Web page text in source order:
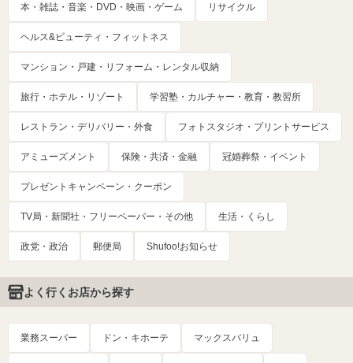
本・雑誌・音楽・DVD・映画・ゲーム リサイクル
ヘルス&ビューティ・フィットネス
マンション・戸建・リフォーム・レンタル収納
旅行・ホテル・リゾート 学習塾・カルチャー・教育・教習所
レストラン・デリバリー・外食 フォトスタジオ・プリントサービス
アミューズメント 保険・共済・金融 冠婚葬祭・イベント
プレゼントキャンペーン・クーポン
TV局・新聞社・フリーペーパー・その他 生活・くらし
政党・政治 郵便局 Shufoo!お知らせ
よく行くお店から探す
業務スーパー ドン・キホーテ マックスバリュ